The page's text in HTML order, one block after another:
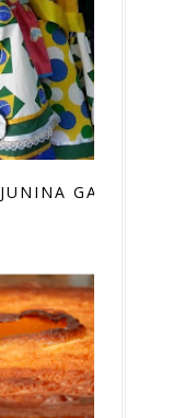
GANHAM